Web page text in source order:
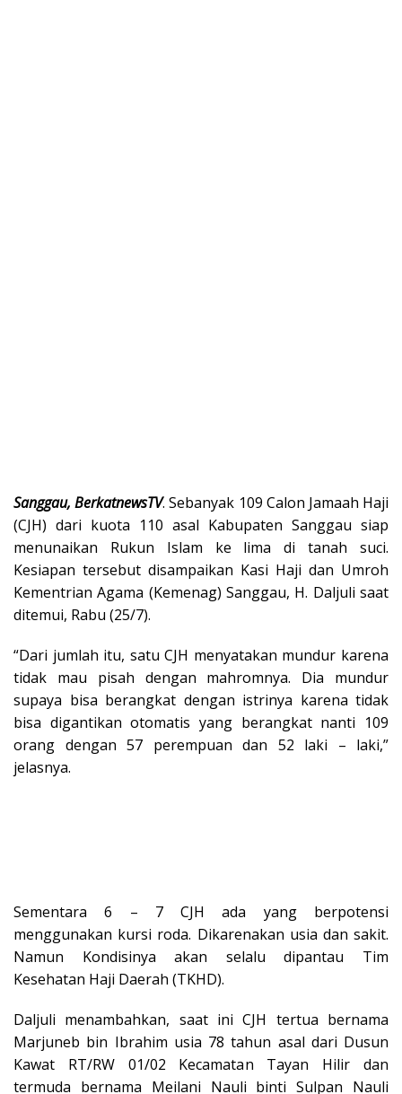
Sanggau, BerkatnewsTV. Sebanyak 109 Calon Jamaah Haji
(CJH) dari kuota 110 asal Kabupaten Sanggau siap
menunaikan Rukun Islam ke lima di tanah suci.
Kesiapan tersebut disampaikan Kasi Haji dan Umroh
Kementrian Agama (Kemenag) Sanggau, H. Daljuli saat
ditemui, Rabu (25/7).
“Dari jumlah itu, satu CJH menyatakan mundur karena
tidak mau pisah dengan mahromnya. Dia mundur
supaya bisa berangkat dengan istrinya karena tidak
bisa digantikan otomatis yang berangkat nanti 109
orang dengan 57 perempuan dan 52 laki – laki,”
jelasnya.
Sementara 6 – 7 CJH ada yang berpotensi
menggunakan kursi roda. Dikarenakan usia dan sakit.
Namun Kondisinya akan selalu dipantau Tim
Kesehatan Haji Daerah (TKHD).
Daljuli menambahkan, saat ini CJH tertua bernama
Marjuneb bin Ibrahim usia 78 tahun asal dari Dusun
Kawat RT/RW 01/02 Kecamatan Tayan Hilir dan
termuda bernama Meilani Nauli binti Sulpan Nauli